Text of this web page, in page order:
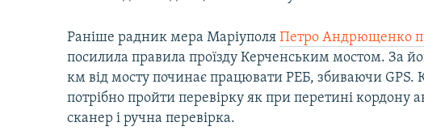
Раніше радник мера МаріуполяПетро Андрющенко
посилила правила проїзду Керченським мостом. За
км від мосту починає працювати РЕБ, збиваючи GPS.
потрібно пройти перевірку як при перетині кордону
сканер і ручна перевірка.